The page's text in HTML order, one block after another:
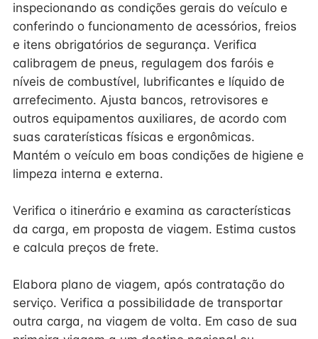
inspecionando as condições gerais do veículo e
conferindo o funcionamento de acessórios, freios
e itens obrigatórios de segurança. Verifica
calibragem de pneus, regulagem dos faróis e
níveis de combustível, lubrificantes e líquido de
arrefecimento. Ajusta bancos, retrovisores e
outros equipamentos auxiliares, de acordo com
suas caraterísticas físicas e ergonômicas.
Mantém o veículo em boas condições de higiene e
limpeza interna e externa.
Verifica o itinerário e examina as características
da carga, em proposta de viagem. Estima custos
e calcula preços de frete.
Elabora plano de viagem, após contratação do
serviço. Verifica a possibilidade de transportar
outra carga, na viagem de volta. Em caso de sua